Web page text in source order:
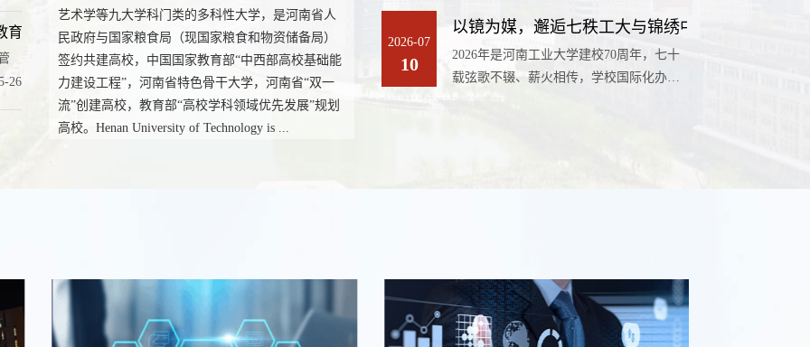
育学院...
26
艺术学等九大学科门类的多科性大学，是河南省人
民政府与国家粮食局（现国家粮食和物资储备局）
签约共建高校，中国国家教育部“中西部高校基础能
力建设工程”，河南省特色骨干大学，河南省“双一
流”创建高校，教育部“高校学科领域优先发展”规划
高校。Henan University of Technology is ...
人员、完成缴费的语言进修生及本、硕、
时到校注册报到，顺利开启在华学习。若
因特殊情况无法按期报到，须提前向国际
季学期本科生，经费来源：中国学校奖学
金。以上两名学生在留管老师多次催缴应
缴学费、住宿费等欠款的情况下，仍然逾
2026-07
10
以镜为媒，邂逅七秩工大与锦绣中国——河南工
2026年是河南工业大学建校70周年，七十
载弦歌不辍、薪火相传，学校国际化办学
举办本次来华留学生主题摄影大赛。活动
貌，丰富校庆系列文体活动，营造开放包
容、和美共生的国际化校园氛围，...